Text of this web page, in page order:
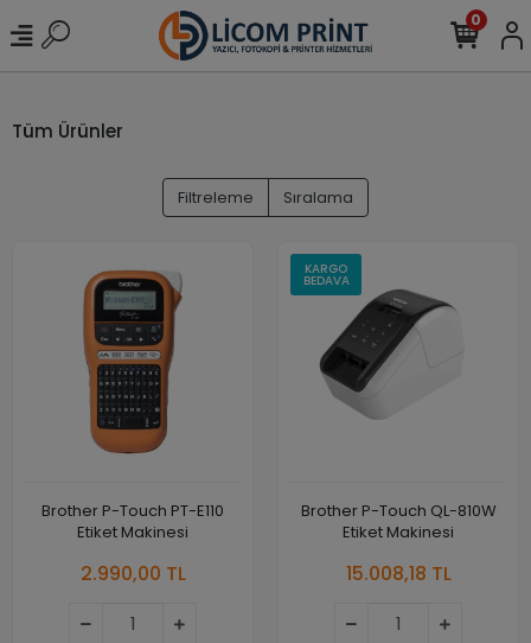
0
Tüm Ürünler
Filtreleme Sıralama
Brother P-Touch PT-E110
Etiket Makinesi
2.990,00 TL
KARGO
BEDAVA
Brother P-Touch QL-810W
Etiket Makinesi
15.008,18 TL